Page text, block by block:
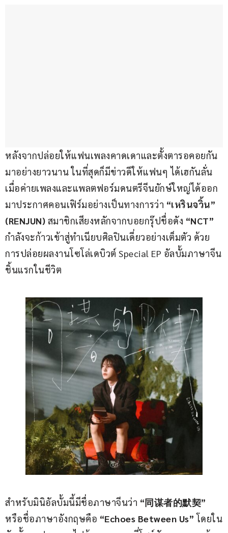
หลังจากปล่อยให้แฟนเพลงคาดเดาและตั้งตารอคอยกัน
มาอย่างยาวนาน ในที่สุดก็มีข่าวดีให้แฟนๆ ได้เฮกันลั่น
เมื่อค่ายเพลงและแพลตฟอร์มดนตรีจีนยักษ์ใหญ่ได้ออก
มาประกาศคอนเฟิร์มอย่างเป็นทางการว่า “เหรินจวิ้น”
(RENJUN) สมาชิกเสียงหลักจากบอยกรุ๊ปชื่อดัง “NCT”
กำลังจะก้าวเข้าสู่ทำเนียบศิลปินเดี่ยวอย่างเต็มตัว ด้วย
การปล่อยผลงานโซโล่เดบิวต์ Special EP อัลบั้มภาษาจีน
ชิ้นแรกในชีวิต
สำหรับมินิอัลบั้มนี้มีชื่อภาษาจีนว่า “同谋者的默契”
หรือชื่อภาษาอังกฤษคือ “Echoes Between Us” โดยใน